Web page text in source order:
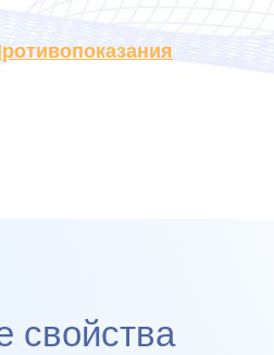
свойства